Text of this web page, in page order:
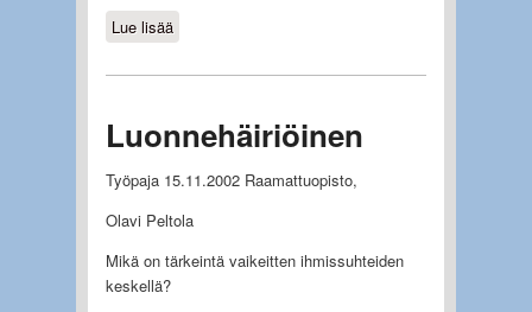
Lue lisääabout Luonnehäiriöinen ja armo
Luonnehäiriöinen
Työpaja 15.11.2002 Raamattuopisto,
Olavi Peltola
Mikä on tärkeintä vaikeitten ihmissuhteiden
keskellä?